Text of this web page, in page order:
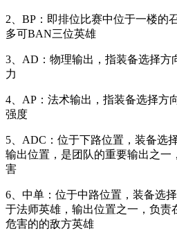
2、BP：即排位比赛中位于一楼的
多可BAN三位英雄
3、AD：物理输出，指装备选择方
力
4、AP：法术输出，指装备选择方
强度
5、ADC：位于下路位置，装备选
输出位置，是团队的重要输出之一
害
6、中单：位于中路位置，装备选
于法师英雄，输出位置之一，负责
危害的的敌方英雄